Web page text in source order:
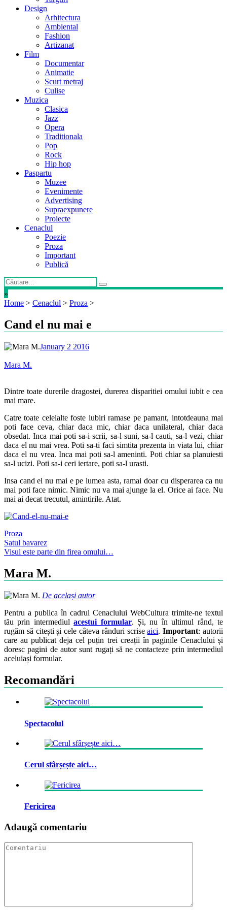
Design
Arhitectura
Ambiental
Fashion
Artizanat
Film
Documentar
Animatie
Scurt metraj
Culise
Muzica
Clasica
Jazz
Opera
Traditionala
Pop
Rock
Hip hop
Paspartu
Muzee
Evenimente
Advertising
Supraexpunere
Proiecte
Cenaclul
Poezie
Proza
Important
Publică
»
Home > Cenaclul > Proza >
Cand el nu mai e
January 2 2016
Mara M.
Dintre toate durerile dragostei, durerea disparitiei omului iubit e cea
mai mare.
Catre toate celelalte foste iubiri ramase pe pamant, intotdeauna mai
poti face ceva, chiar daca mic, chiar daca unilateral, chiar daca
obsedat. Inca mai poti sa-i scrii, sa-l suni, sa-l cauti, sa-l vezi, chiar
daca el nu mai vrea. Poti sa-ti faci simtita prezenta in viata lui, chiar
daca el nu vrea. Inca mai poti sa-l ameninti. Poti chiar sa planuiesti
sa-l ucizi. Poti sa-i ceri iertare, poti sa-l urasti.
Insa cand el nu mai e pe lumea asta, ramai doar cu disperarea ca nu
mai poti face nimic. Nimic nu va mai ajunge la el. Orice ai face. Nu
mai ai decat trecutul, amintirile. Atat.
Proza
Post
navigation
Satul bavarez
Visul este parte din firea omului…
Mara M.
De același autor
Pentru a publica în cadrul Cenaclului WebCultura trimite-ne textul
tău prin intermediulacestui formular. Și, nu în ultimul rând, te
rugăm să citești și cele câteva rânduri scriseaici.Important: autorii
care au publicat deja cel puțin trei creații în paginile Cenaclului și
doresc pagini de autor sunt rugați să ne contacteze prin intermediul
aceluiași formular.
Recomandări
Spectacolul
Cerul sfârșește aici…
Fericirea
Adaugă comentariu